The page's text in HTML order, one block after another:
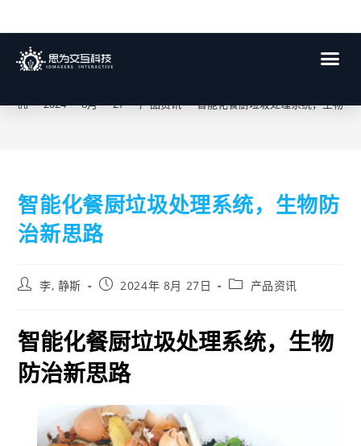
博客
> 2024 > 8月 > 27 > 产品资讯 > 智能化餐厨垃圾处理系统，生物防
智能化餐厨垃圾处理系统，生物防
治新思路
李, 静斯 2024年 8月 27日 产品资讯
智能化餐厨垃圾处理系统，生物
防治新思路